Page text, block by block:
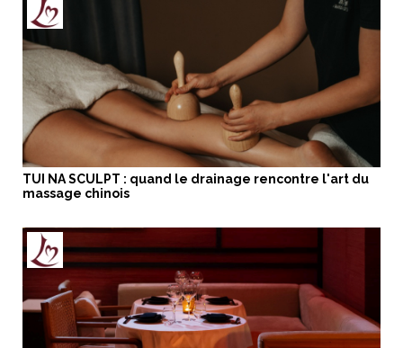
TUI NA SCULPT : quand le drainage rencontre l'art du
massage chinois